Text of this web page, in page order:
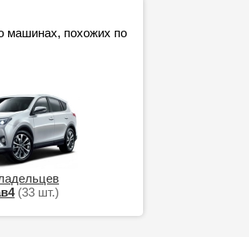
машинах, похожих по
(33 шт.)